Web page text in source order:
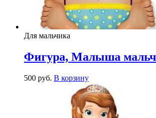
Для мальчика
Фигура, Малыша
500 руб. В корзину